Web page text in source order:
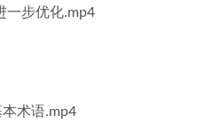
一步优化.mp4
术语.mp4